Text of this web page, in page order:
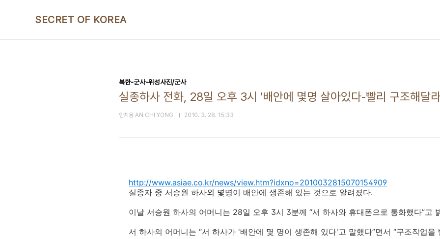
SECRET OF KOREA
북한-군사-위성사진/군사
실종하사 전화, 28일 오후 3시 '배안에 몇명 살아있다-빨리 구조해달
안치용 AN CHI YONG 2010. 3. 28. 15:33
http://www.asiae.co.kr/news/view.htm?idxno=2010032815070154909
실종자 중 서승원 하사외 몇명이 배안에 생존해 있는 것으로 알려졌다.
이날 서승원 하사의 어머니는 28일 오후 3시 3분께 “서 하사와 휴대폰으로 통화했다”고
서 하사의 어머니는 “서 하사가 '배안에 몇 명이 생존해 있다'고 말했다”면서 “구조작업을